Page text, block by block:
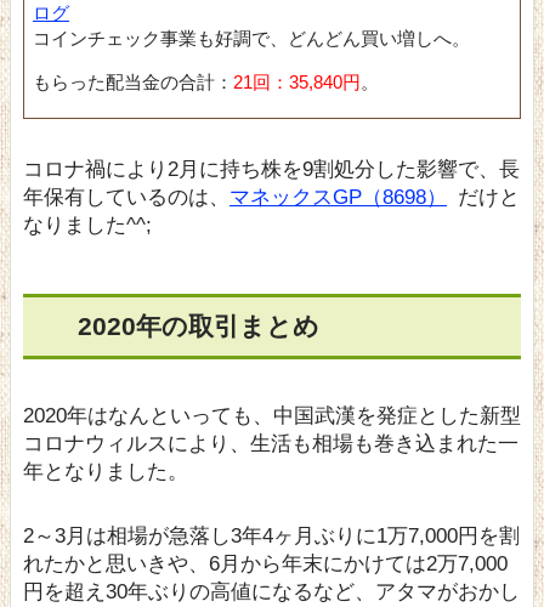
ログ
コインチェック事業も好調で、どんどん買い増しへ。
もらった配当金の合計： 21回：35,840円。
コロナ禍により2月に持ち株を9割処分した影響で、長
年保有しているのは、 マネックスGP（8698）
だけと
なりました^^;
2020年の取引まとめ
2020年はなんといっても、中国武漢を発症とした新型
コロナウィルスにより、生活も相場も巻き込まれた一
年となりました。
2～3月は相場が急落し3年4ヶ月ぶりに1万7,000円を割
れたかと思いきや、6月から年末にかけては2万7,000
円を超え30年ぶりの高値になるなど、アタマがおかし